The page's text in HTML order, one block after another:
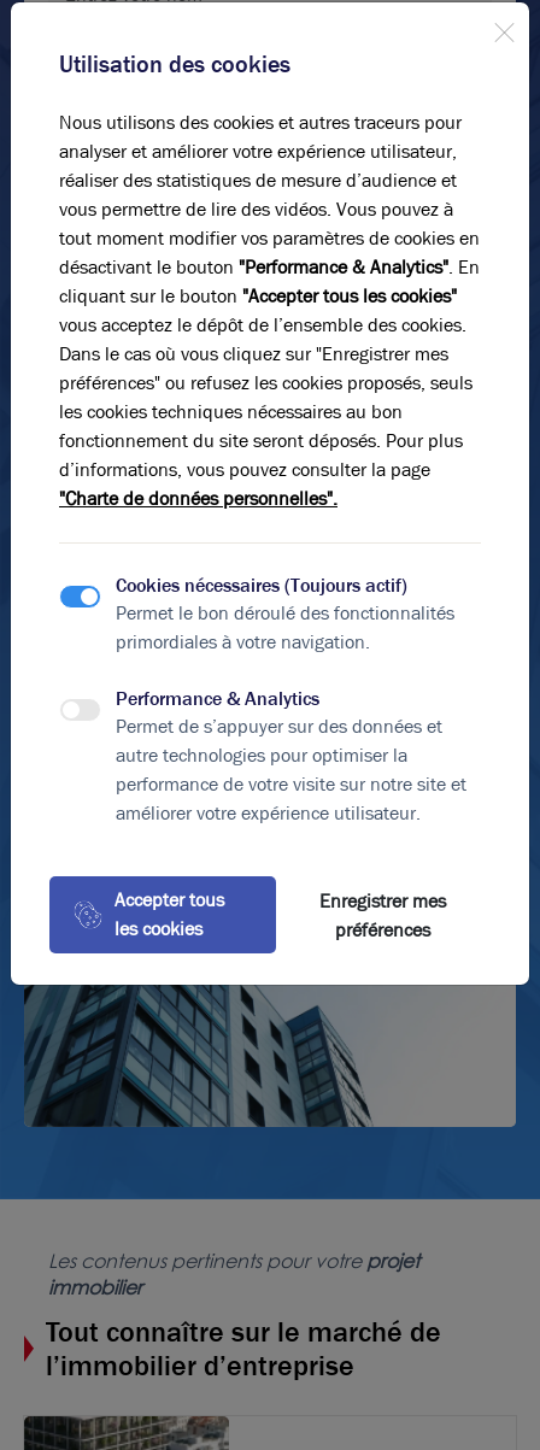
E-mail*
N° de téléphone*
Message
informations saisies soient exploitées dans le cadre de
ma demande et de la relation commerciale qui peut en
découler.
Les contenus pertinents pour votreprojet
immobilier
Tout connaître sur le marché de
l’immobilier d’entreprise
Utilisation des cookies
Nous utilisons des cookies et autres traceurs pour
analyser et améliorer votre expérience utilisateur,
réaliser des statistiques de mesure d’audience et
vous permettre de lire des vidéos. Vous pouvez à
tout moment modifier vos paramètres de cookies en
désactivant le bouton "Performance & Analytics". En
cliquant sur le bouton "Accepter tous les cookies"
vous acceptez le dépôt de l’ensemble des cookies.
Dans le cas où vous cliquez sur "Enregistrer mes
préférences" ou refusez les cookies proposés, seuls
les cookies techniques nécessaires au bon
fonctionnement du site seront déposés. Pour plus
d’informations, vous pouvez consulter la page
"Charte de données personnelles".
Cookies nécessaires (Toujours actif)
Permet le bon déroulé des fonctionnalités
primordiales à votre navigation.
Performance & Analytics
Permet de s’appuyer sur des données et
autre technologies pour optimiser la
performance de votre visite sur notre site et
améliorer votre expérience utilisateur.
Accepter tous
les cookies
Enregistrer mes
préférences